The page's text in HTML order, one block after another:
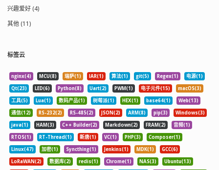
兴趣爱好 (4)
其他 (11)
标签云
nginx(4) MCU(8) 瑞萨(1) IAR(1) 算法(1) git(5) Regex(1)
电源(1)
Qt(23)
LED(6) Python(8) Uart(2) PWM(1) 电子元件(15)
macOS(3)
工具(5)
Lua(1) 数码产品(1) 树莓派(1) HEX(1) base64(1)
Web(13)
通信(12)
RS-232(2) RS-485(2) JSON(2) ARM(8) pip(3)
Windows(3)
java(1)
HAM(3) C++ Builder(2) Markdown(2) FRAM(2)
音频(1)
RTOS(1)
RT-Thread(1) 新唐(1) VC(1) PHP(3)
Composer(1)
Linux(47)
加密(1) Syncthing(1) Jenkins(1) MDK(1)
GCC(6)
LoRaWAN(2)
数据库(2) redis(1) Chrome(1) NAS(3)
Ubuntu(13)